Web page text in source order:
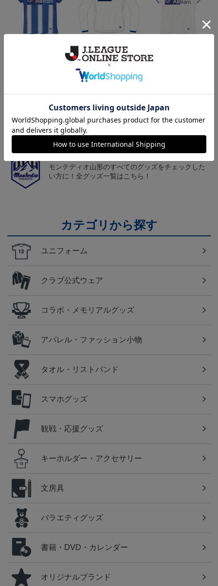
26/27オーセンティックユ
ニフォーム半袖（FP1st）
26/27オーセンティックユ
ニフォーム長袖（FP2n
d）
19,800円～24,860円
ニフォーム半袖（FP2n
d）
18,700円～23,760円
山形
ーやファン必見！
モンテディオ山形のすべてのグッズをチェックした
い方に！全グッズ一覧はこちら！
カテゴリから探す
ユニフォーム
クラブ公式ウェア
コラボ・メモリアルグッズ
アパレル・ファッション小物
タオル・リストバンド
スマホグッズ
観戦・応援グッズ
キーホルダー・アクセサリー
文房具
バラエティグッズ
書籍・DVD・カレンダー
オリジナルブランド